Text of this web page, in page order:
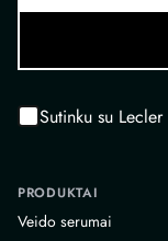
Sutinku su Lecler
PRODUKTAI
Veido serumai